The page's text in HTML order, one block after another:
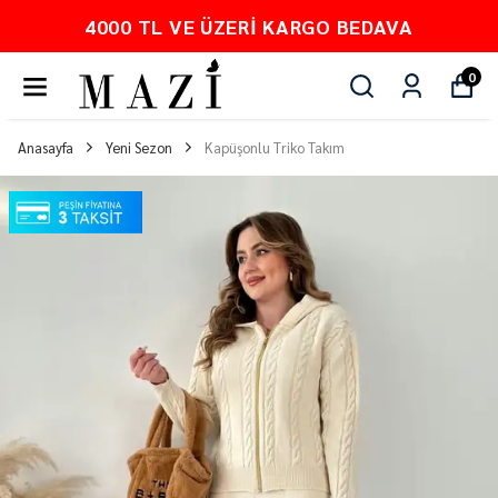
4000 TL VE ÜZERI KARGO BEDAVA
0
Anasayfa Yeni Sezon Kapüşonlu Triko Takım